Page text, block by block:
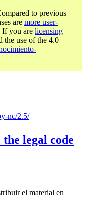
to previous
are more user-
If you are licensing
the use of the 4.0
nc/2.5/
the legal code
el material en